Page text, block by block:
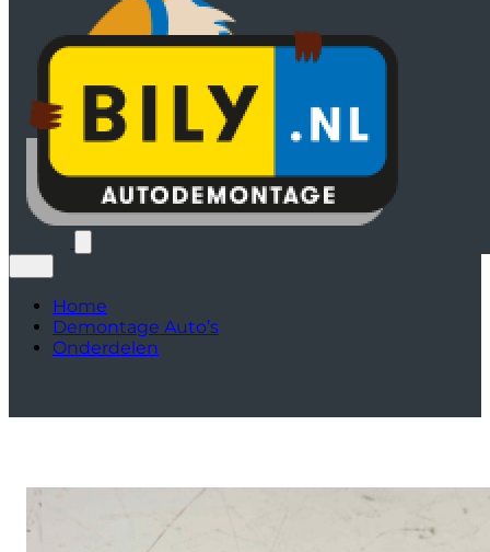
Home
Demontage Auto’s
Onderdelen